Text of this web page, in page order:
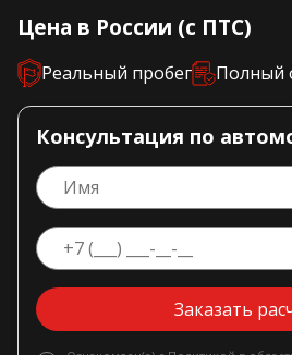
Цена в России (с ПТС)
Реальный пробег Полный
Консультация по
Заказать